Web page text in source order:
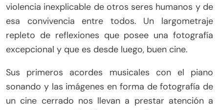
violencia inexplicable de otros seres humanos y de
esa convivencia entre todos. Un largometraje
repleto de reflexiones que posee una fotografía
excepcional y que es desde luego, buen cine.
Sus primeros acordes musicales con el piano
sonando y las imágenes en forma de fotografía de
un cine cerrado nos llevan a prestar atención a